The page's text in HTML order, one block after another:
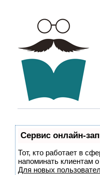
Сервис онлайн-
Тот, кто работает в
напоминать клиентам
Для новых